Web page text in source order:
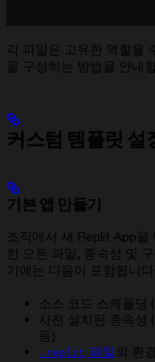
각 파일은 고유한 역할을
을 구성하는 방법을 안내
커스텀 템플릿 설
기본 앱 만들기
조직에서 새 Replit App을
한 모든 파일, 종속성 및
기에는 다음이 포함됩니다:
소스 코드 스캐폴딩
사전 설치된 종속성 (
등)
.replit 파일의 환